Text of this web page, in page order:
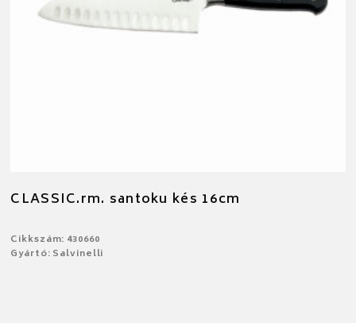
CLASSIC.rm. santoku kés 16cm
Cikkszám: 430660
Gyártó: Salvinelli